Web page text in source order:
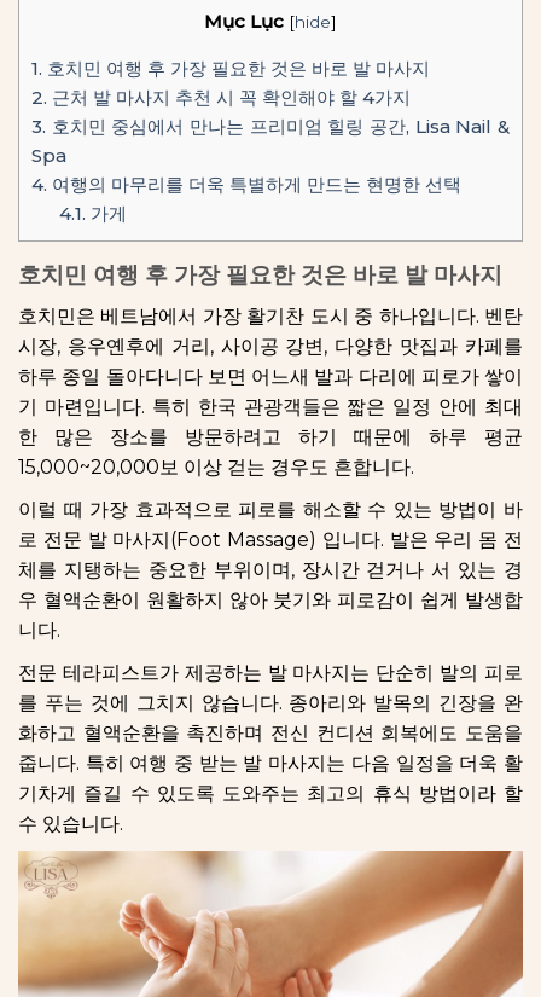
Mục Lục [hide]
1. 호치민 여행 후 가장 필요한 것은 바로 발 마사지
2. 근처 발 마사지 추천 시 꼭 확인해야 할 4가지
3. 호치민 중심에서 만나는 프리미엄 힐링 공간, Lisa Nail &
Spa
4. 여행의 마무리를 더욱 특별하게 만드는 현명한 선택
4.1. 가게
호치민 여행 후 가장 필요한 것은 바로 발 마사지
호치민은 베트남에서 가장 활기찬 도시 중 하나입니다. 벤탄
시장, 응우옌후에 거리, 사이공 강변, 다양한 맛집과 카페를
하루 종일 돌아다니다 보면 어느새 발과 다리에 피로가 쌓이
기 마련입니다. 특히 한국 관광객들은 짧은 일정 안에 최대
한 많은 장소를 방문하려고 하기 때문에 하루 평균
15,000~20,000보 이상 걷는 경우도 흔합니다.
이럴 때 가장 효과적으로 피로를 해소할 수 있는 방법이 바
로 전문 발 마사지(Foot Massage) 입니다. 발은 우리 몸 전
체를 지탱하는 중요한 부위이며, 장시간 걷거나 서 있는 경
우 혈액순환이 원활하지 않아 붓기와 피로감이 쉽게 발생합
니다.
전문 테라피스트가 제공하는 발 마사지는 단순히 발의 피로
를 푸는 것에 그치지 않습니다. 종아리와 발목의 긴장을 완
화하고 혈액순환을 촉진하며 전신 컨디션 회복에도 도움을
줍니다. 특히 여행 중 받는 발 마사지는 다음 일정을 더욱 활
기차게 즐길 수 있도록 도와주는 최고의 휴식 방법이라 할
수 있습니다.